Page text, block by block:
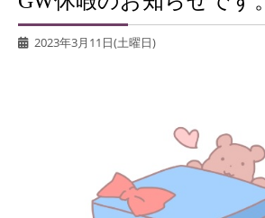
2023年3月11日(土曜日)